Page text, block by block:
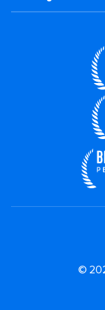
©